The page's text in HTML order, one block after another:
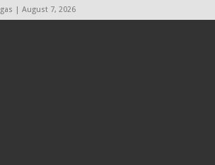
| August 7, 2026